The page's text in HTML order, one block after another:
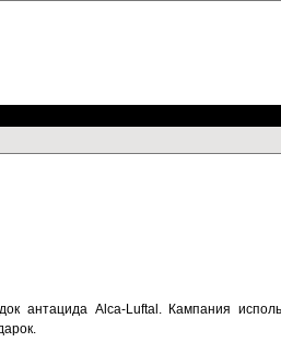
антацида Alca-Luftal. Кампания